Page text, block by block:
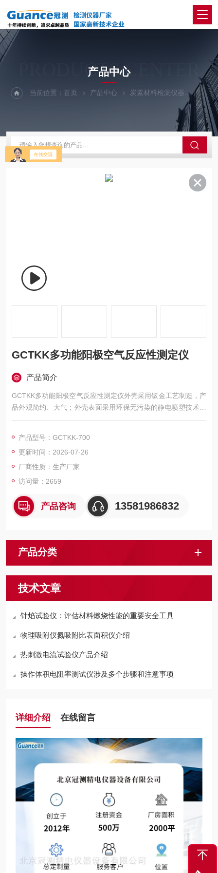
PRODUCTS CENTER
产品中心
当前位置：首页 产品中心 炭素材料检测仪器 铝用
GCTKK多功能阳极空气反应性测定仪
产品简介
GCTKK多功能阳极空气反应性测定仪外壳采用钣金工艺制造，产
品外观简约、大气；外壳表面采用环保无污染的静电喷塑技术，
工艺精制，耐磨，耐腐蚀。该仪器所用仪表及其控制元件均严格
器（PLC）控制，实验过程和数据全智能化处理；通过软件可实
现远程监控和数据分析。便捷的人机交互界面、高精度，智能化
的测量技术，助力提升企业产品测量效率。
产品型号：GCTKK-700
更新时间：2026-07-26
厂商性质：生产厂家
访问量：2659
产品咨询 13581986832
产品分类
技术文章
针焰试验仪：评估材料燃烧性能的重要安全工具
物理吸附仪氮吸附比表面积仪介绍
热刺激电流试验仪产品介绍
操作体积电阻率测试仪涉及多个步骤和注意事项
详细介绍 在线留言